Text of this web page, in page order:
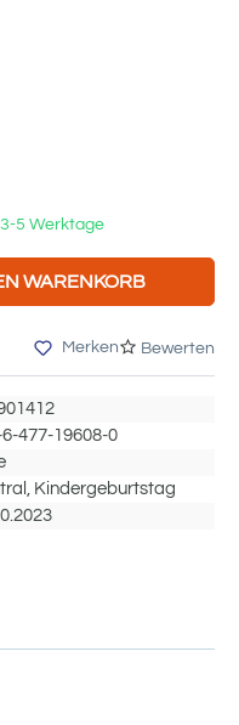
5 Werktage
gewünschten
WARENKORB
Merken Bewerten
477-19608-0
Kindergeburtstag